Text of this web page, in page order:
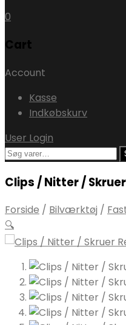
0
Cart
Account
Kasse
Indkøbskurv
User Login
Søg
Clips / Nitter /
Forside / Bilværktøj /
🔍